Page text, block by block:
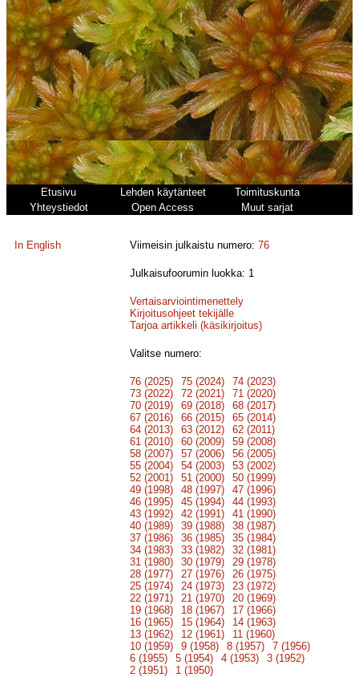
Etusivu Lehden käytänteet
Toimituskunta
Yhteystiedot
Open Access Muut sarjat
In English Viimeisin julkaistu numero:76
Julkaisufoorumin luokka: 1
Vertaisarviointimenettely
Kirjoitusohjeet tekijälle
Tarjoa artikkeli (käsikirjoitus)
Valitse numero:
76 (2025) 75 (2024)
74 (2023)
73 (2022)
72 (2021)
71 (2020)
70 (2019)
69 (2018)
68 (2017)
67 (2016)
66 (2015)
65 (2014)
64 (2013)
63 (2012)
62 (2011)
61 (2010)
60 (2009)
59 (2008)
58 (2007)
57 (2006)
56 (2005)
55 (2004)
54 (2003)
53 (2002)
52 (2001)
51 (2000)
50 (1999)
49 (1998)
48 (1997)
47 (1996)
46 (1995)
45 (1994)
44 (1993)
43 (1992)
42 (1991)
41 (1990)
40 (1989)
39 (1988)
38 (1987)
37 (1986)
36 (1985)
35 (1984)
34 (1983)
33 (1982)
32 (1981)
31 (1980)
30 (1979)
29 (1978)
28 (1977)
27 (1976)
26 (1975)
25 (1974)
24 (1973)
23 (1972)
22 (1971)
21 (1970)
20 (1969)
19 (1968)
18 (1967)
17 (1966)
16 (1965)
15 (1964)
14 (1963)
13 (1962)
12 (1961)
11 (1960)
10 (1959)
9 (1958) 8 (1957)
7 (1956)
6 (1955)
5 (1954) 4 (1953)
3 (1952)
2 (1951)
1 (1950)